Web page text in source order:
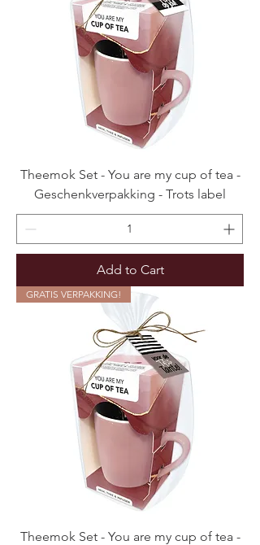
Theemok Set - You are my cup of tea -
Geschenkverpakking - Trots label
Add to Cart
GRATIS VERPAKKING!
Theemok Set - You are my cup of tea -